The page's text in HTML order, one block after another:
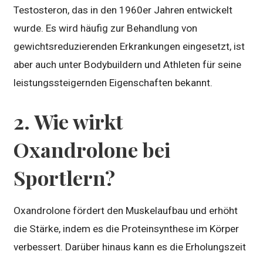
Testosteron, das in den 1960er Jahren entwickelt
wurde. Es wird häufig zur Behandlung von
gewichtsreduzierenden Erkrankungen eingesetzt, ist
aber auch unter Bodybuildern und Athleten für seine
leistungssteigernden Eigenschaften bekannt.
2. Wie wirkt
Oxandrolone bei
Sportlern?
Oxandrolone fördert den Muskelaufbau und erhöht
die Stärke, indem es die Proteinsynthese im Körper
verbessert. Darüber hinaus kann es die Erholungszeit